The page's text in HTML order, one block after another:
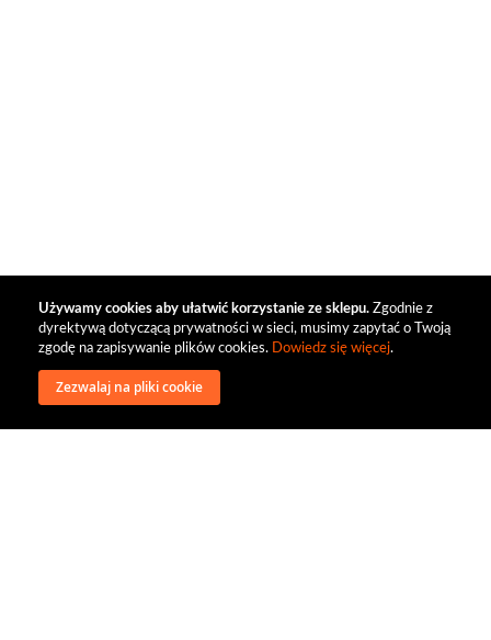
Używamy cookies aby ułatwić korzystanie ze sklepu. Zgodnie z
dyrektywą dotyczącą prywatności w sieci, musimy zapytać o Twoją
zgodę na zapisywanie plików cookies. Dowiedz się więcej.
Zezwalaj na pliki cookie